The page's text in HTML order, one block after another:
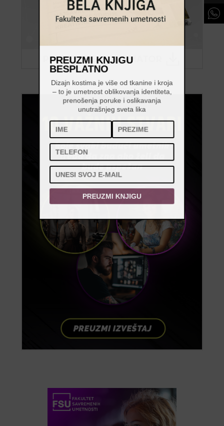
PREUZMI KNJIGU
BESPLATNO
Dizajn kostima je više od tkanine i kroja
– to je umetnost oblikovanja identiteta,
prenošenja poruke i oslikavanja
unutrašnjeg sveta lika
PREUZMI KNJIGU